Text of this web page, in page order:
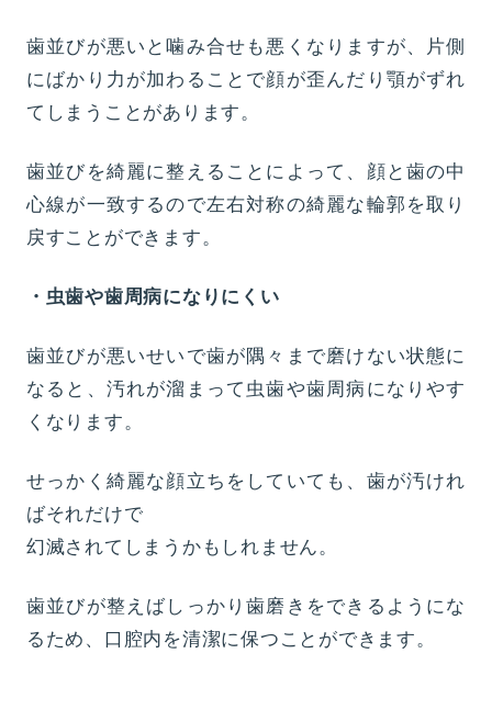
歯並びが悪いと噛み合せも悪くなりますが、片側
にばかり力が加わることで顔が歪んだり顎がずれ
てしまうことがあります。
歯並びを綺麗に整えることによって、顔と歯の中
心線が一致するので左右対称の綺麗な輪郭を取り
戻すことができます。
・虫歯や歯周病になりにくい
歯並びが悪いせいで歯が隅々まで磨けない状態に
なると、汚れが溜まって虫歯や歯周病になりやす
くなります。
せっかく綺麗な顔立ちをしていても、歯が汚けれ
ばそれだけで
幻滅されてしまうかもしれません。
歯並びが整えばしっかり歯磨きをできるようにな
るため、口腔内を清潔に保つことができます。